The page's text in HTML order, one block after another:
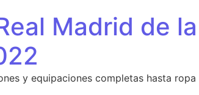
Madrid de
y equipaciones completas hasta